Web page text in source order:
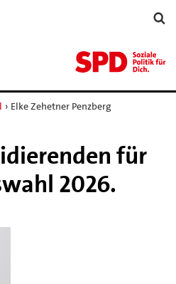
› Elke Zehetner Penzberg
für
2026.